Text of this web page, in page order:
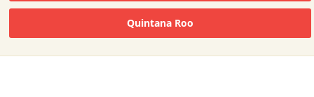
Quintana Roo